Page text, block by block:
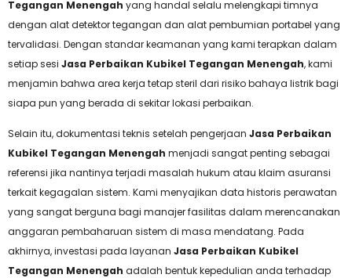
Tegangan Menengah yang handal selalu melengkapi timnya
dengan alat detektor tegangan dan alat pembumian portabel yang
tervalidasi. Dengan standar keamanan yang kami terapkan dalam
setiap sesi Jasa Perbaikan Kubikel Tegangan Menengah, kami
menjamin bahwa area kerja tetap steril dari risiko bahaya listrik bagi
siapa pun yang berada di sekitar lokasi perbaikan.
Selain itu, dokumentasi teknis setelah pengerjaan Jasa Perbaikan
Kubikel Tegangan Menengah menjadi sangat penting sebagai
referensi jika nantinya terjadi masalah hukum atau klaim asuransi
terkait kegagalan sistem. Kami menyajikan data historis perawatan
yang sangat berguna bagi manajer fasilitas dalam merencanakan
anggaran pembaharuan sistem di masa mendatang. Pada
akhirnya, investasi pada layanan Jasa Perbaikan Kubikel
Tegangan Menengah adalah bentuk kepedulian anda terhadap